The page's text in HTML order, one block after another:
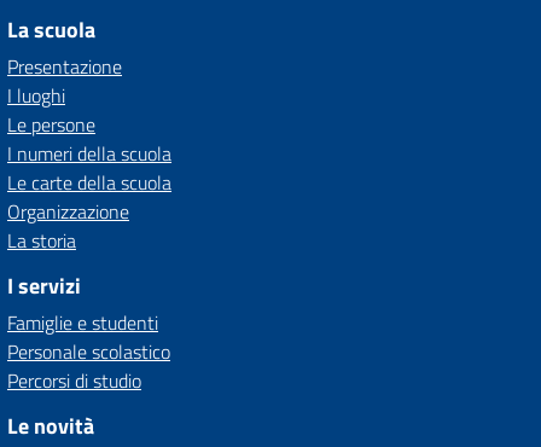
La scuola
Presentazione
I luoghi
Le persone
I numeri della scuola
Le carte della scuola
Organizzazione
La storia
I servizi
Famiglie e studenti
Personale scolastico
Percorsi di studio
Le novità